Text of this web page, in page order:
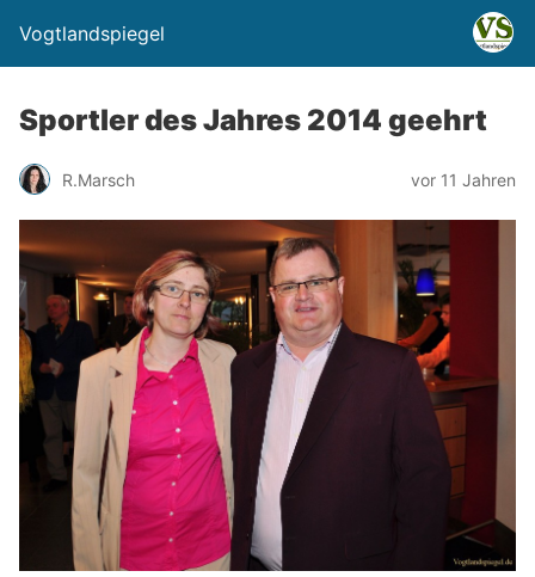
Vogtlandspiegel
Sportler des Jahres 2014 geehrt
R.Marsch vor 11 Jahren